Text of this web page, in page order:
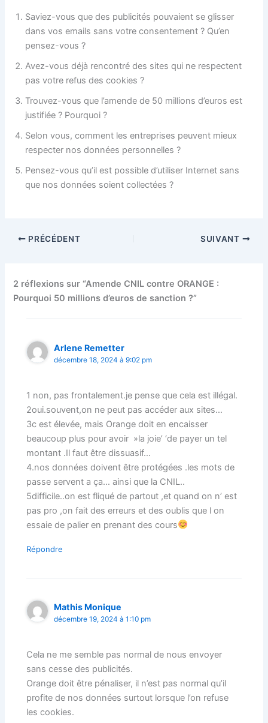
Saviez-vous que des publicités pouvaient se glisser
dans vos emails sans votre consentement ? Qu’en
pensez-vous ?
Avez-vous déjà rencontré des sites qui ne respectent
pas votre refus des cookies ?
Trouvez-vous que l’amende de 50 millions d’euros est
justifiée ? Pourquoi ?
Selon vous, comment les entreprises peuvent mieux
respecter nos données personnelles ?
Pensez-vous qu’il est possible d’utiliser Internet sans
que nos données soient collectées ?
PRÉCÉDENT SUIVANT
2 réflexions sur “Amende CNIL contre ORANGE :
Pourquoi 50 millions d’euros de sanction ?”
Arlene Remetter
décembre 18, 2024 à 9:02 pm
1 non, pas frontalement.je pense que cela est illégal.
2oui.souvent,on ne peut pas accéder aux sites…
3c est élevée, mais Orange doit en encaisser
beaucoup plus pour avoir »la joie’ ‘de payer un tel
montant .Il faut être dissuasif…
4.nos données doivent être protégées .les mots de
passe servent a ça… ainsi que la CNIL..
5difficile..on est fliqué de partout ,et quand on n’ est
pas pro ,on fait des erreurs et des oublis que l on
essaie de palier en prenant des cours
Répondre
Mathis Monique
décembre 19, 2024 à 1:10 pm
Cela ne me semble pas normal de nous envoyer
sans cesse des publicités.
Orange doit être pénaliser, il n’est pas normal qu’il
profite de nos données surtout lorsque l’on refuse
les cookies.